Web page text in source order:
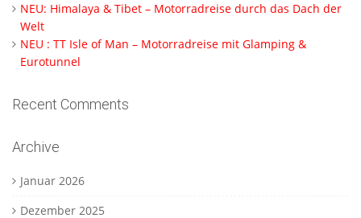
NEU: Himalaya & Tibet – Motorradreise durch das Dach der
Welt
NEU : TT Isle of Man – Motorradreise mit Glamping &
Eurotunnel
Recent Comments
Archive
Januar 2026
Dezember 2025